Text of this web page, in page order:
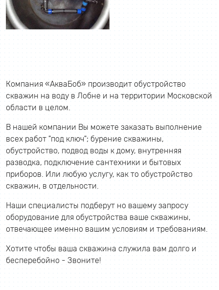
Компания «АкваБоб» производит обустройство
скважин на воду в Лобне и на территории Московской
области в целом.
В нашей компании Вы можете заказать выполнение
всех работ "под ключ"; бурение скважины,
обустройство, подвод воды к дому, внутренняя
разводка, подключение сантехники и бытовых
приборов. Или любую услугу, как то обустройство
скважин, в отдельности.
Наши специалисты подберут но вашему запросу
оборудование для обустройства ваше скважины,
отвечающее именно вашим условиям и требованиям.
Хотите чтобы ваша скважина служила вам долго и
бесперебойно - Звоните!